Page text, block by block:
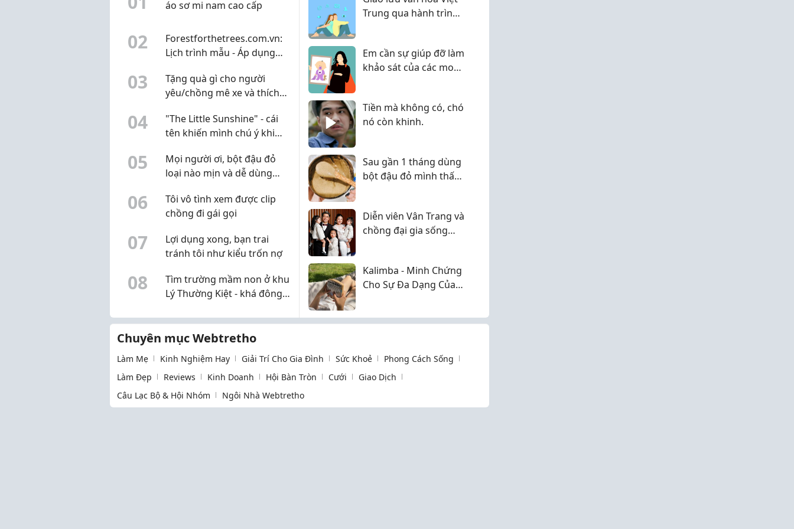
áo sơ mi nam cao cấp
02
Forestforthetrees.com.vn:
Lịch trình mẫu - Áp dụng
Nẵng
03
Tặng quà gì cho người
yêu/chồng mê xe và thích
04
"The Little Sunshine" - cái
tên khiến mình chú ý khi
05
Mọi người ơi, bột đậu đỏ
loại nào mịn và dễ dùng
sang nguyên liệu thiên
nhiên
06
Tôi vô tình xem được clip
chồng đi gái gọi
07
Lợi dụng xong, bạn trai
tránh tôi như kiểu trốn nợ
08
Tìm trường mầm non ở khu
Lý Thường Kiệt - khá đông
Trung qua hành trình
thống
Em cần sự giúp đỡ làm
khảo sát của các mom
Tiền mà không có, chó
nó còn khinh.
Sau gần 1 tháng dùng
bột đậu đỏ mình thấy
Diễn viên Vân Trang và
chồng đại gia sống
Kalimba - Minh Chứng
Cho Sự Đa Dạng Của
Chuyên mục Webtretho
Làm Mẹ Kinh Nghiệm Hay Giải Trí Cho Gia Đình Sức Khoẻ
Phong Cách Sống
Làm Đẹp
Reviews Kinh Doanh Hội Bàn Tròn Cưới
Giao Dịch
Câu Lạc Bộ & Hội Nhóm
Ngôi Nhà Webtretho